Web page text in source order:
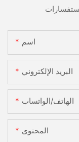
اسم
البريد الإلكتروني
الهاتف/الواتساب
المحتوى